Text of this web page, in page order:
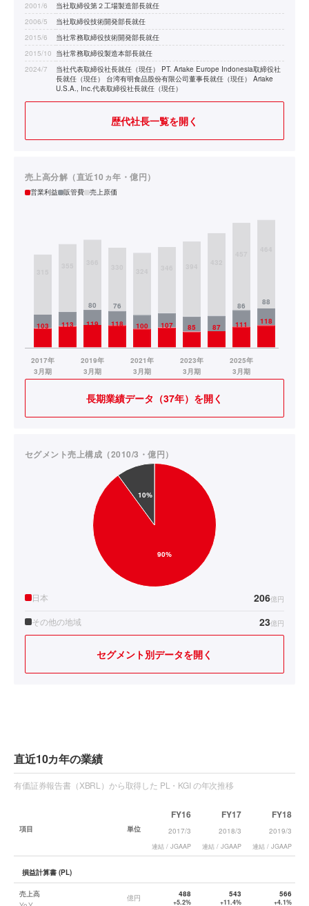
2001/6
当社取締役第２工場製造部長就任
2006/5
当社取締役技術開発部長就任
2015/6
当社常務取締役技術開発部長就任
2015/10 当社常務取締役製造本部長就任
2024/7
当社代表取締役社長就任（現任） PT. Ariake Europe Indonesia取締役社
長就任（現任） 台湾有明食品股份有限公司董事長就任（現任） Ariake
U.S.A., Inc.代表取締役社長就任（現任）
歴代社長一覧を開く
売上高分解（直近10ヵ年・億円）
営業利益 販管費 売上原価
長期業績データ（37年）を開く
セグメント売上構成（2010/3・億円）
日本 206億円
その他の地域 23億円
セグメント別データを開く
直近10カ年の業績
有価証券報告書（XBRL）から取得した PL・KGI の年次推移
項目 単位
FY16
2017/3
連結 / JGAAP
FY17
2018/3
連結 / JGAAP
FY18
2019/3
連結 / JGAAP
損益計算書 (PL)
売上高
億円 488
+5.2%
543
+11.4%
566
+4.1%